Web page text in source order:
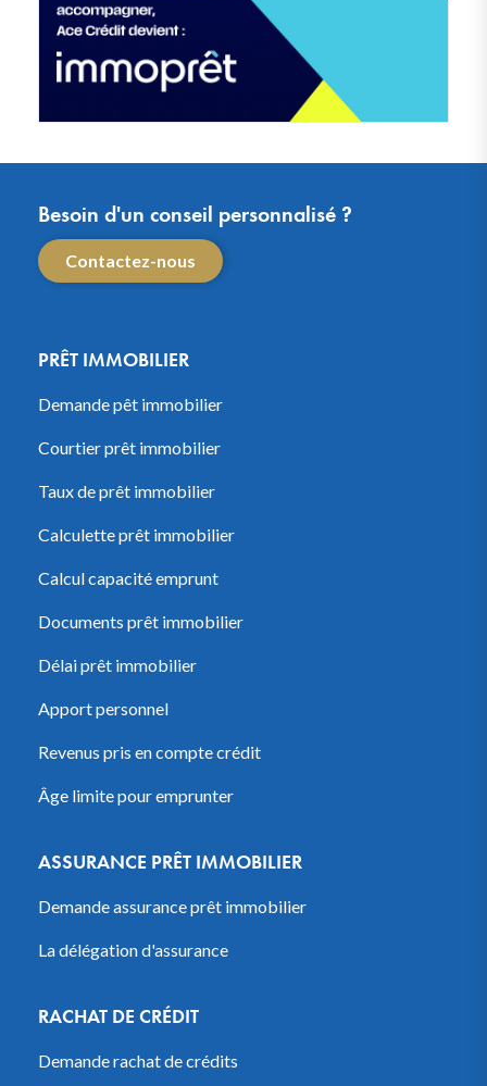
Besoin d'un conseil personnalisé ?
Contactez-nous
PRÊT IMMOBILIER
Demande pêt immobilier
Courtier prêt immobilier
Taux de prêt immobilier
Calculette prêt immobilier
Calcul capacité emprunt
Documents prêt immobilier
Délai prêt immobilier
Apport personnel
Revenus pris en compte crédit
Âge limite pour emprunter
ASSURANCE PRÊT IMMOBILIER
Demande assurance prêt immobilier
La délégation d'assurance
RACHAT DE CRÉDIT
Demande rachat de crédits